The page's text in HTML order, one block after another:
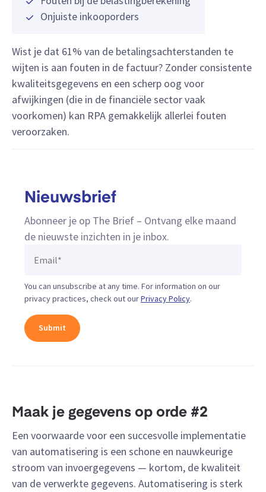
Onjuiste inkooporders
Wist je dat 61% van de betalingsachterstanden te
wijten is aan fouten in de factuur? Zonder consistente
kwaliteitsgegevens en een scherp oog voor
afwijkingen (die in de financiële sector vaak
voorkomen) kan RPA gemakkelijk allerlei fouten
veroorzaken.
Nieuwsbrief
Abonneer je op The Brief – Ontvang elke maand
de nieuwste inzichten in je inbox.
You can unsubscribe at any time. For information on our
privacy practices, check out ourPrivacy Policy.
Maak je gegevens op orde #2
Een voorwaarde voor een succesvolle implementatie
van automatisering is een schone en nauwkeurige
stroom van invoergegevens — kortom, de kwaliteit
van de verwerkte gegevens. Automatisering is sterk